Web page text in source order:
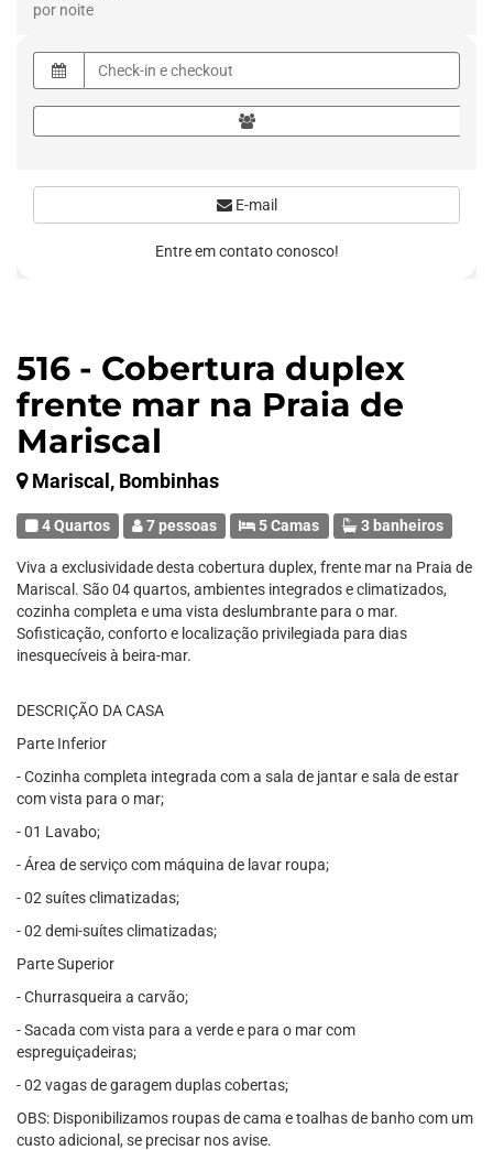
516 - Cobertura duplex
frente mar na Praia de
Mariscal
Mariscal, Bombinhas
4 Quartos 7 pessoas 5 Camas 3 banheiros
Viva a exclusividade desta cobertura duplex, frente mar na Praia de
Mariscal. São 04 quartos, ambientes integrados e climatizados,
cozinha completa e uma vista deslumbrante para o mar.
Sofisticação, conforto e localização privilegiada para dias
inesquecíveis à beira-mar.
DESCRIÇÃO DA CASA
Parte Inferior
- Cozinha completa integrada com a sala de jantar e sala de estar
com vista para o mar;
- 01 Lavabo;
- Área de serviço com máquina de lavar roupa;
- 02 suítes climatizadas;
- 02 demi-suítes climatizadas;
Parte Superior
- Churrasqueira a carvão;
- Sacada com vista para a verde e para o mar com
espreguiçadeiras;
- 02 vagas de garagem duplas cobertas;
OBS: Disponibilizamos roupas de cama e toalhas de banho com um
custo adicional, se precisar nos avise.
por noite
E-mail
Entre em contato conosco!